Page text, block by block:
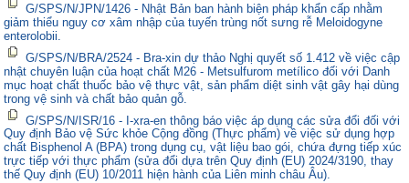
G/SPS/N/JPN/1426 - Nhật Bản ban hành biện pháp khẩn cấp nhằm
giảm thiểu nguy cơ xâm nhập của tuyến trùng nốt sưng rễ Meloidogyne
enterolobii.
G/SPS/N/BRA/2524 - Bra-xin dự thảo Nghị quyết số 1.412 về việc cập
nhật chuyên luận của hoạt chất M26 - Metsulfurom metílico đối với Danh
mục hoạt chất thuốc bảo vệ thực vật, sản phẩm diệt sinh vật gây hại dùng
trong vệ sinh và chất bảo quản gỗ.
G/SPS/N/ISR/16 - I-xra-en thông báo việc áp dụng các sửa đổi đối với
Quy định Bảo vệ Sức khỏe Cộng đồng (Thực phẩm) về việc sử dụng hợp
chất Bisphenol A (BPA) trong dụng cụ, vật liệu bao gói, chứa đựng tiếp xúc
trực tiếp với thực phẩm (sửa đổi dựa trên Quy định (EU) 2024/3190, thay
thế Quy định (EU) 10/2011 hiện hành của Liên minh châu Âu).